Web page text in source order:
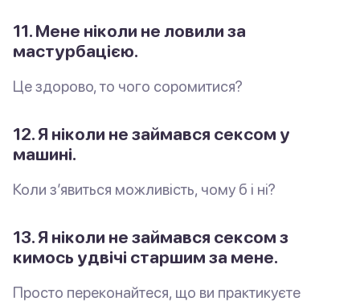
11. Мене ніколи не ловили за
мастурбацією.
Це здорово, то чого соромитися?
12. Я ніколи не займався сексом у
машині.
Коли з’явиться можливість, чому б і ні?
13. Я ніколи не займався сексом з
кимось удвічі старшим за мене.
Просто переконайтеся, що ви практикуєте